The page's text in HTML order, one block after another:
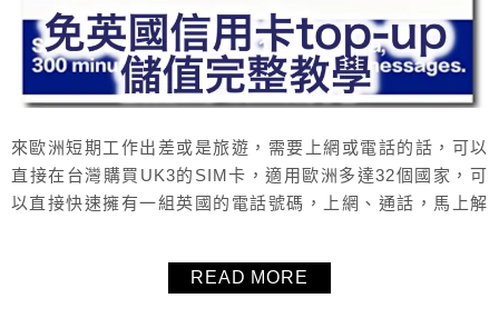
來歐洲短期工作出差或是旅遊，需要上網或電話的話，可以
直接在台灣購買UK3的SIM卡，適用歐洲多達32個國家，可
以直接快速擁有一組英國的電話號碼，上網、通話，馬上解
MobileTopup 上直接加值即可，本文毛毛就要教你如何加
值，加值完等一下馬上就可以使用了，真的很方便！
READ MORE